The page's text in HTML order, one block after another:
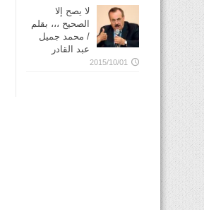
لا يصح إلا
الصحيح ،،، بقلم
/ محمد جميل
عبد القادر
2015/10/01